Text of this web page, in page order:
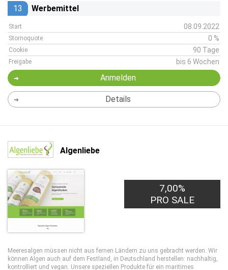
13 Werbemittel
Start 08.09.2022
Stornoquote 0 %
Cookie 90 Tage
Freigabe bis 6 Wochen
Anmelden
Details
Algenliebe
7,00%
PRO SALE
Meeresalgen müssen nicht aus fernen Ländern zu uns gebracht werden. Wir
können Algen auch auf dem Festland, in Deutschland herstellen: nachhaltig,
kontrolliert und vegan. Unsere speziellen Produkte für ein maritimes